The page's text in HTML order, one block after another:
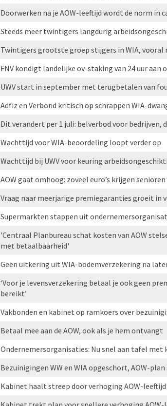
Doorwerken na je AOW-leeftijd wordt de norm in
Steeds meer twintigers langdurig
Twintigers grootste groep stijgers in WIA,
FNV kondigt landelijke ov-staking van 24 uur aan
UWV start in september met terugbetalen van
Adfiz en Verbond kritisch op schrappen WIA-
Dit verandert per 1 juli: belverbod voor bedrijven,
Wachttijd voor WIA-beoordeling loopt verder op
Wachttijd bij UWV voor keuring
AOW gaat omhoog: zoveel euro’s krijgen
Vraag naar meerjarige premiegaranties groeit in
Supermarkten stappen uit
'Centraal Planbureau schat kosten van AOW
met betaalbaarheid'
Geen uitkering uit WIA-bodemverzekering na
‘Voor je levensverzekering betaal je ook geen
bereikt’
Vakbonden en kabinet op ramkoers over
Betaal mee aan de AOW, ook als je hem ontvangt
Ondernemersorganisaties: Nu snel aan tafel met
Bezuinigingen WW en WIA opgeschort, AOW-
Kabinet haalt streep door verhoging AOW-leeftijd